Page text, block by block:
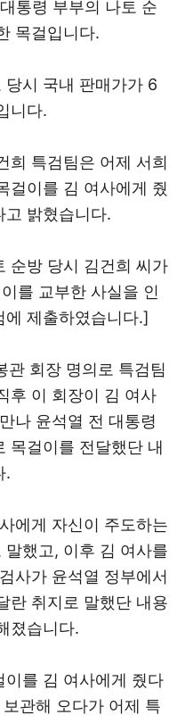
통령 부부의 나토 순
목걸입니다.
당시 국내 판매가가 6
니다.
희 특검팀은 어제 서희
걸이를 김 여사에게 줬
고 밝혔습니다.
순방 당시 김건희 씨가
를 교부한 사실을 인
에 제출하였습니다.]
관 회장 명의로 특검팀
후 이 회장이 김 여사
나 윤석열 전 대통령
목걸이를 전달했단 내
.
에게 자신이 주도하는
했고, 이후 김 여사를
사가 윤석열 정부에서
란 취지로 말했단 내용
졌습니다.
를 김 여사에게 줬다
관해 오다가 어제 특